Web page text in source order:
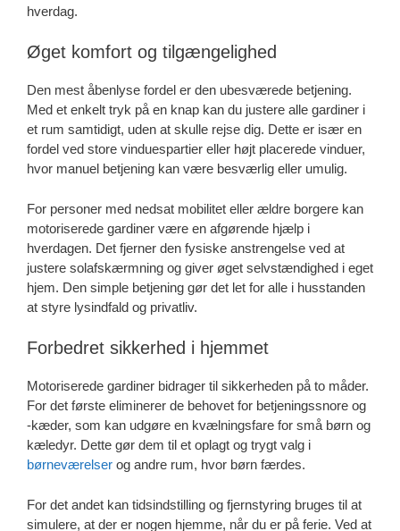
hverdag.
Øget komfort og tilgængelighed
Den mest åbenlyse fordel er den ubesværede betjening.
Med et enkelt tryk på en knap kan du justere alle gardiner i
et rum samtidigt, uden at skulle rejse dig. Dette er især en
fordel ved store vinduespartier eller højt placerede vinduer,
hvor manuel betjening kan være besværlig eller umulig.
For personer med nedsat mobilitet eller ældre borgere kan
motoriserede gardiner være en afgørende hjælp i
hverdagen. Det fjerner den fysiske anstrengelse ved at
justere solafskærmning og giver øget selvstændighed i eget
hjem. Den simple betjening gør det let for alle i husstanden
at styre lysindfald og privatliv.
Forbedret sikkerhed i hjemmet
Motoriserede gardiner bidrager til sikkerheden på to måder.
For det første eliminerer de behovet for betjeningssnore og
-kæder, som kan udgøre en kvælningsfare for små børn og
kæledyr. Dette gør dem til et oplagt og trygt valg i
børneværelser og andre rum, hvor børn færdes.
For det andet kan tidsindstilling og fjernstyring bruges til at
simulere, at der er nogen hjemme, når du er på ferie. Ved at